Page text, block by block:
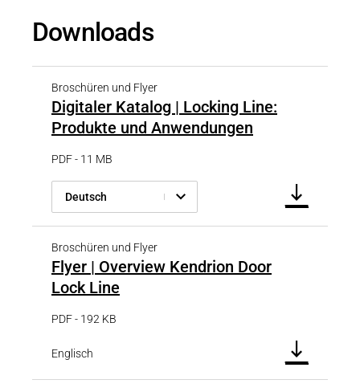
Downloads
Broschüren und Flyer
Digitaler Katalog | Locking Line:
Produkte und Anwendungen
PDF - 11 MB
Deutsch
Broschüren und Flyer
Flyer | Overview Kendrion Door
Lock Line
PDF - 192 KB
Englisch